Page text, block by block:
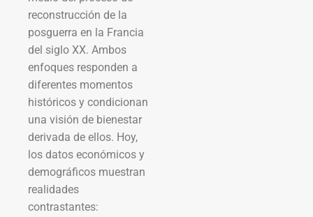
reconstrucción de la
posguerra en la Francia
del siglo XX. Ambos
enfoques responden a
diferentes momentos
históricos y condicionan
una visión de bienestar
derivada de ellos. Hoy,
los datos económicos y
demográficos muestran
realidades
contrastantes: